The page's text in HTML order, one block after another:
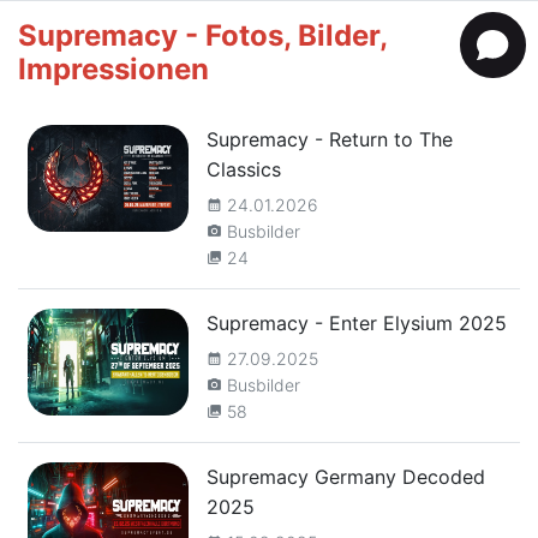
Supremacy - Fotos, Bilder,
Impressionen
Supremacy - Return to The
Classics
calendar_month 24.01.2026
camera_alt Busbilder
collections 24
Supremacy - Enter Elysium 2025
calendar_month 27.09.2025
camera_alt Busbilder
collections 58
Supremacy Germany Decoded
2025